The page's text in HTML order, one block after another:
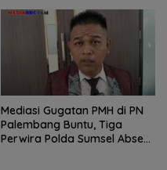
Mediasi Gugatan PMH di PN
Palembang Buntu, Tiga
Perwira Polda Sumsel Absen,